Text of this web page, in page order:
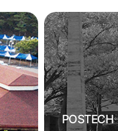
POSTECH